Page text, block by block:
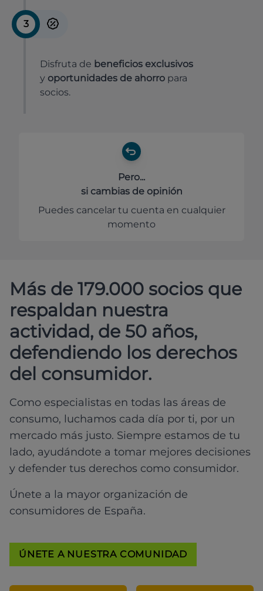
3
Disfruta de beneficios exclusivos
y oportunidades de ahorro para
socios.
Pero...
si cambias de opinión
Puedes cancelar tu cuenta en cualquier
momento
Más de 179.000 socios que
respaldan nuestra
actividad, de 50 años,
defendiendo los derechos
del consumidor.
Como especialistas en todas las áreas de
consumo, luchamos cada día por ti, por un
mercado más justo. Siempre estamos de tu
lado, ayudándote a tomar mejores decisiones
y defender tus derechos como consumidor.
Únete a la mayor organización de
consumidores de España.
ÚNETE A NUESTRA COMUNIDAD